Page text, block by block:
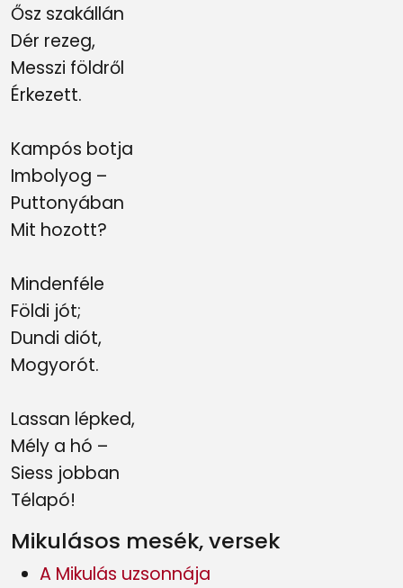
Ősz szakállán
Dér rezeg,
Messzi földről
Érkezett.
Kampós botja
Imbolyog –
Puttonyában
Mit hozott?
Mindenféle
Földi jót;
Dundi diót,
Mogyorót.
Lassan lépked,
Mély a hó –
Siess jobban
Télapó!
Mikulásos mesék, versek
A Mikulás uzsonnája